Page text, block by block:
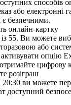
способів
або електронні
є безпечними.
онлайн-картку
із 55. Ви можете
або
опцію
цифрову
розіграш
ви можете
доступний